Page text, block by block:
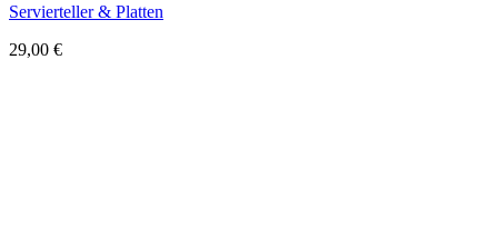
Servierteller & Platten
29,00 €